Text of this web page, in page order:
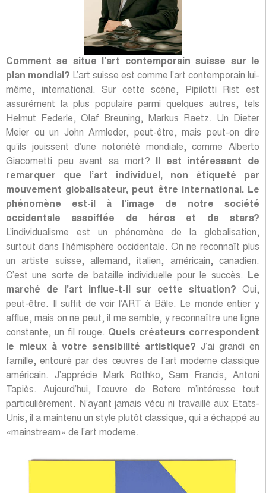
Comment se situe l’art contemporain suisse sur le
plan mondial? L’art suisse est comme l’art contemporain lui-
même, international. Sur cette scène, Pipilotti Rist est
assurément la plus populaire parmi quelques autres, tels
Helmut Federle, Olaf Breuning, Markus Raetz. Un Dieter
Meier ou un John Armleder, peut-être, mais peut-on dire
qu’ils jouissent d’une notoriété mondiale, comme Alberto
Giacometti peu avant sa mort? Il est intéressant de
remarquer que l’art individuel, non étiqueté par
mouvement globalisateur, peut être international. Le
phénomène est-il à l’image de notre société
occidentale assoiffée de héros et de stars?
L’individualisme est un phénomène de la globalisation,
surtout dans l’hémisphère occidentale. On ne reconnaît plus
un artiste suisse, allemand, italien, américain, canadien.
C’est une sorte de bataille individuelle pour le succès. Le
marché de l’art influe-t-il sur cette situation? Oui,
peut-être. Il suffit de voir l’ART à Bâle. Le monde entier y
afflue, mais on ne peut, il me semble, y reconnaître une ligne
constante, un fil rouge. Quels créateurs correspondent
le mieux à votre sensibilité artistique? J’ai grandi en
famille, entouré par des œuvres de l’art moderne classique
américain. J’apprécie Mark Rothko, Sam Francis, Antoni
Tapiès. Aujourd’hui, l’œuvre de Botero m’intéresse tout
particulièrement. N’ayant jamais vécu ni travaillé aux Etats-
Unis, il a maintenu un style plutôt classique, qui a échappé au
«mainstream» de l’art moderne.